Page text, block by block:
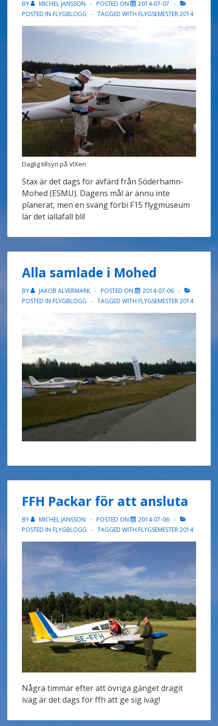
BY MICHEL JANSSON POSTED ON
2014-07-07
POSTED IN FLYGBLOGG TAGGED WITH FLYGSEMESTER 2014
Daglig tillsyn på VIXen
Stax är det dags för avfärd från Söderhamn-
Mohed (ESMU). Dagens mål är ännu inte
planerat, men en sväng förbi F15 flygmuseum
lär det iallafall bli!
Alla samlade i Mohed
BY JAKOB ALVERMARK POSTED ON
2014-07-06
POSTED IN FLYGBLOGG TAGGED WITH FLYGSEMESTER 2014
FFH Packar för att ansluta
BY MICHEL JANSSON POSTED ON
2014-07-06
POSTED IN FLYGBLOGG TAGGED WITH FLYGSEMESTER 2014
Några timmar efter att övriga gänget dragit
iväg är det dags för ffh att ge sig iväg!